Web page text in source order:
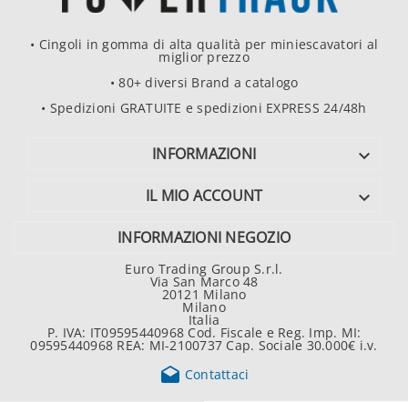
• Cingoli in gomma di alta qualità per miniescavatori al
miglior prezzo
• 80+ diversi Brand a catalogo
• Spedizioni GRATUITE e spedizioni EXPRESS 24/48h
INFORMAZIONI 
IL MIO ACCOUNT 
INFORMAZIONI NEGOZIO
Euro Trading Group S.r.l.
Via San Marco 48
20121 Milano
Milano
Italia
P. IVA: IT09595440968 Cod. Fiscale e Reg. Imp. MI:
09595440968 REA: MI-2100737 Cap. Sociale 30.000€ i.v.
 Contattaci